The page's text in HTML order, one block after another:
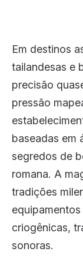
Em destinos
tailandesas e
precisão
pressão
baseadas em
segredos de
romana. A
tradições
criogênicas,
sonoras.